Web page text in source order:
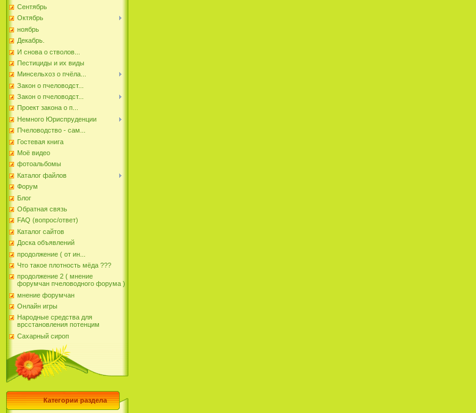
Сентябрь
Октябрь
ноябрь
Декабрь.
И снова о стволов...
Пестициды и их виды
Минсельхоз о пчёла...
Закон о пчеловодст...
Закон о пчеловодст...
Проект закона о п...
Немного Юриспруденции
Пчеловодство - сам...
Гостевая книга
Моё видео
фотоальбомы
Каталог файлов
Форум
Блог
Обратная связь
FAQ (вопрос/ответ)
Каталог сайтов
Доска объявлений
продолжение ( от ин...
Что такое плотность мёда ???
продолжение 2 ( мнение
форумчан пчеловодного форума )
мнение форумчан
Онлайн игры
Народные средства для
врсстановления потенцим
Сахарный сироп
Категории раздела